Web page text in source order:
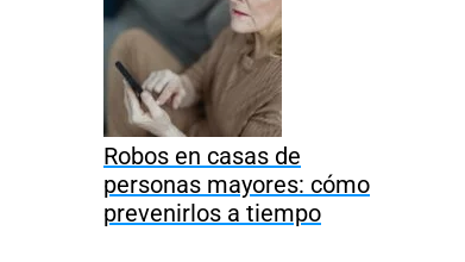
Robos en casas de
personas mayores: cómo
prevenirlos a tiempo